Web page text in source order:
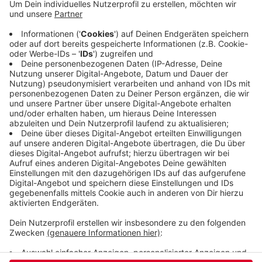
von 1,4 Prozent. In Wuppertal ist auch die
Auslastung der Hotels geringer als vor Corona. Im
Durchschnitt waren im Juni 46 Prozent der Betten
belegt. Die Zahlen beziehen sich immer nur auf
Hotels und Pensionen, die mindestens zehn Betten
im Angebot haben.
Veröffentlicht:Donnerstag, 17.08.2023 11:18
Anzeige
Anzeige